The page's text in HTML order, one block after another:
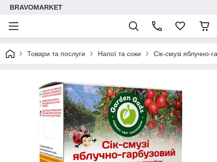
BRAVOMARKET
Товари та послуги Напої та соки Сік-смузі